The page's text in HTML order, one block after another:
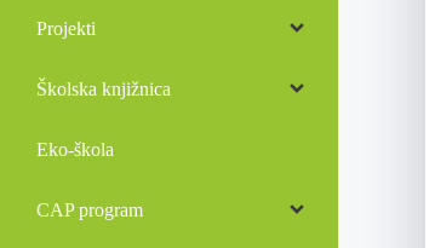
Projekti
Školska knjižnica
Eko-škola
CAP program